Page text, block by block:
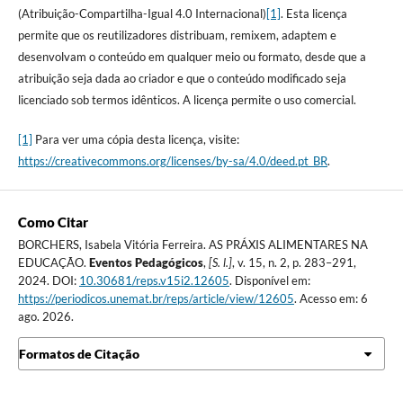
(Atribuição-Compartilha-Igual 4.0 Internacional)[1]. Esta licença
permite que os reutilizadores distribuam, remixem, adaptem e
desenvolvam o conteúdo em qualquer meio ou formato, desde que a
atribuição seja dada ao criador e que o conteúdo modificado seja
licenciado sob termos idênticos. A licença permite o uso comercial.
[1] Para ver uma cópia desta licença, visite:
https://creativecommons.org/licenses/by-sa/4.0/deed.pt_BR.
Como Citar
BORCHERS, Isabela Vitória Ferreira. AS PRÁXIS ALIMENTARES NA
EDUCAÇÃO. Eventos Pedagógicos, [S. l.], v. 15, n. 2, p. 283–291,
2024. DOI: 10.30681/reps.v15i2.12605. Disponível em:
https://periodicos.unemat.br/reps/article/view/12605. Acesso em: 6
ago. 2026.
Formatos de Citação